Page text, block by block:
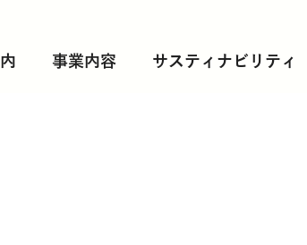
事業内容 サスティナビリティ